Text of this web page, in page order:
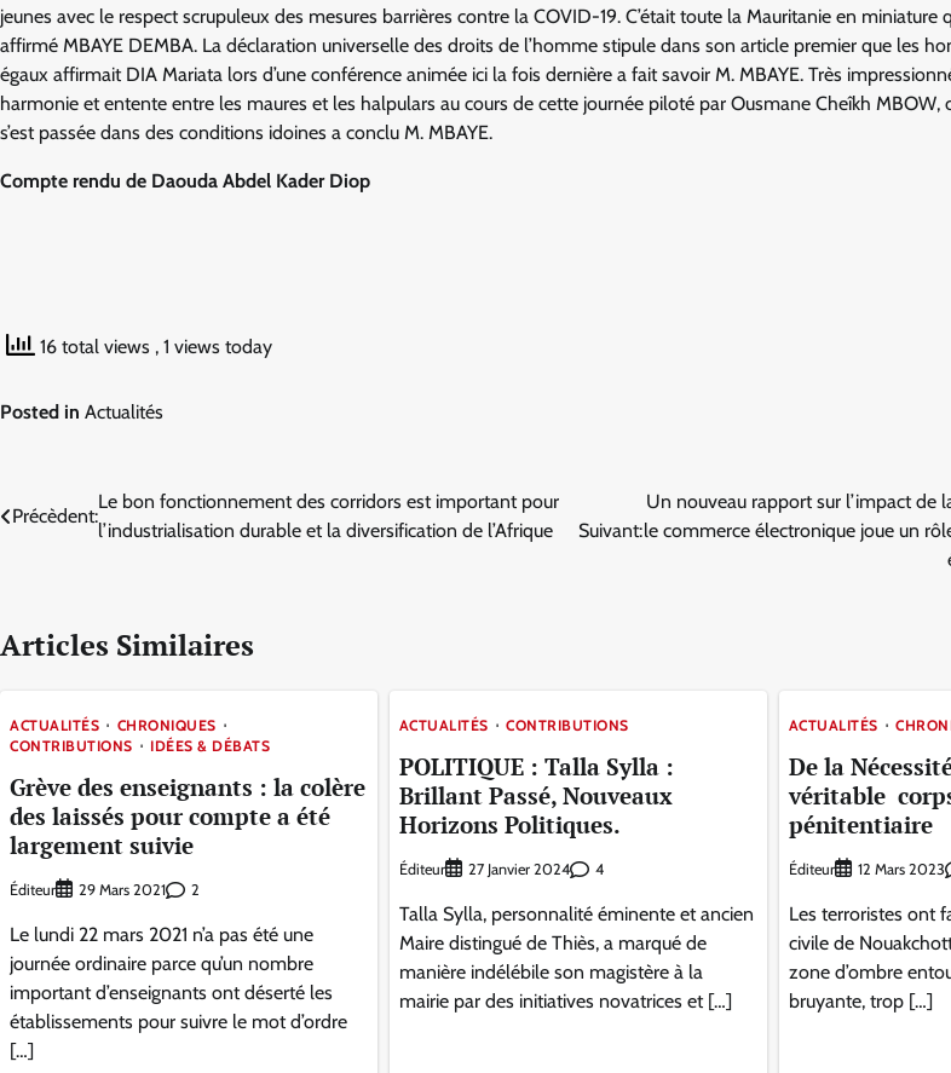
jeunes avec le respect scrupuleux des mesures barrières contre la COVID-19. C’était toute la Mauritanie en miniature
affirmé MBAYE DEMBA. La déclaration universelle des droits de l’homme stipule dans son article premier que les
égaux affirmait DIA Mariata lors d’une conférence animée ici la fois dernière a fait savoir M. MBAYE. Très
harmonie et entente entre les maures et les halpulars au cours de cette journée piloté par Ousmane Cheîkh MBOW,
s’est passée dans des conditions idoines a conclu M. MBAYE.
Compte rendu de Daouda Abdel Kader Diop
16 total views , 1 views today
Posted in Actualités
Navigation
Précèdent:
Le bon fonctionnement des corridors est important pour
l’industrialisation durable et la diversification de l’Afrique
Suivant:
Un nouveau rapport sur l’impact de
le commerce électronique joue un
Articles Similaires
ACTUALITÉS
CHRONIQUES
CONTRIBUTIONS
IDÉES & DÉBATS
Grève des enseignants : la colère
des laissés pour compte a été
largement suivie
Éditeur 29 Mars 2021 2
Le lundi 22 mars 2021 n’a pas été une
journée ordinaire parce qu’un nombre
important d’enseignants ont déserté les
établissements pour suivre le mot d’ordre
[…]
ACTUALITÉS CONTRIBUTIONS
POLITIQUE : Talla Sylla :
Brillant Passé, Nouveaux
Horizons Politiques.
Éditeur 27 Janvier 2024 4
Talla Sylla, personnalité éminente et ancien
Maire distingué de Thiès, a marqué de
manière indélébile son magistère à la
mairie par des initiatives novatrices et […]
ACTUALITÉS
De la
véritable
pénitentiaire
Éditeur 12 Mars 2023
Les terroristes ont
civile de
zone d’ombre
bruyante, trop […]